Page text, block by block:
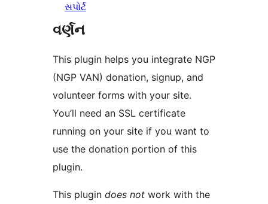
સપોર્ટ
વર્ણન
This plugin helps you integrate NGP
(NGP VAN) donation, signup, and
volunteer forms with your site.
You’ll need an SSL certificate
running on your site if you want to
use the donation portion of this
plugin.
This plugin does not work with the